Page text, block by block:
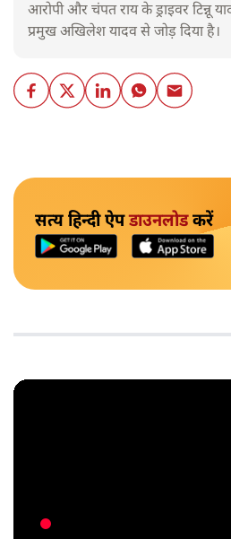
आरोपी और चंपत राय के ड्राइवर टिन्नू
प्रमुख अखिलेश यादव से जोड़ दिया है।
सत्य हिन्दी ऐपडाउनलोडकरें